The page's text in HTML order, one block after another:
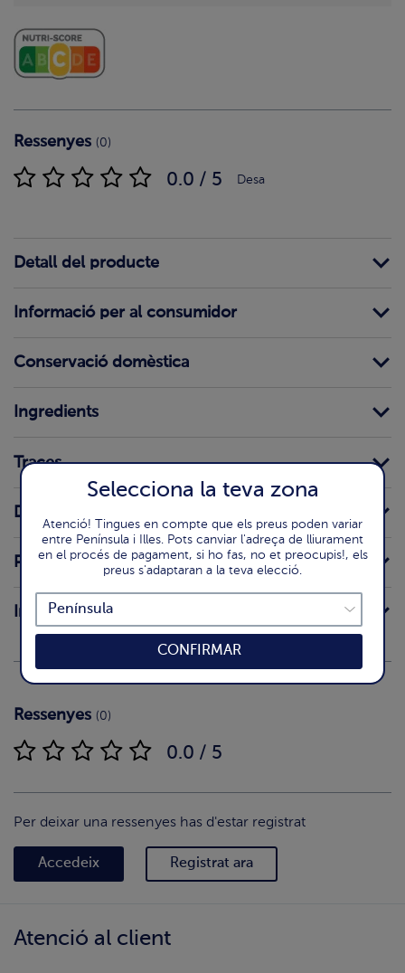
Ressenyes (0)
0.0 / 5 Desa
Detall del producte
Informació per al consumidor
Conservació domèstica
Ingredients
Traces
Declaració nutricional
Preparació
Intoleràncies
Ressenyes (0)
0.0 / 5
Per deixar una ressenyes has d'estar registrat
Accedeix Registrat ara
Atenció al client
Selecciona la teva zona
Atenció! Tingues en compte que els preus poden variar
entre Península i Illes. Pots canviar l'adreça de lliurament
en el procés de pagament, si ho fas, no et preocupis!, els
preus s'adaptaran a la teva elecció.
CONFIRMAR